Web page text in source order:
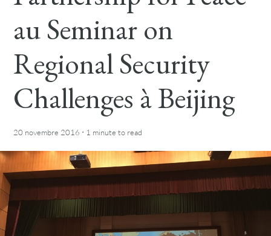
au Seminar on
Regional Security
Challenges à Beijing
20 novembre 2016 · 1 minute to read